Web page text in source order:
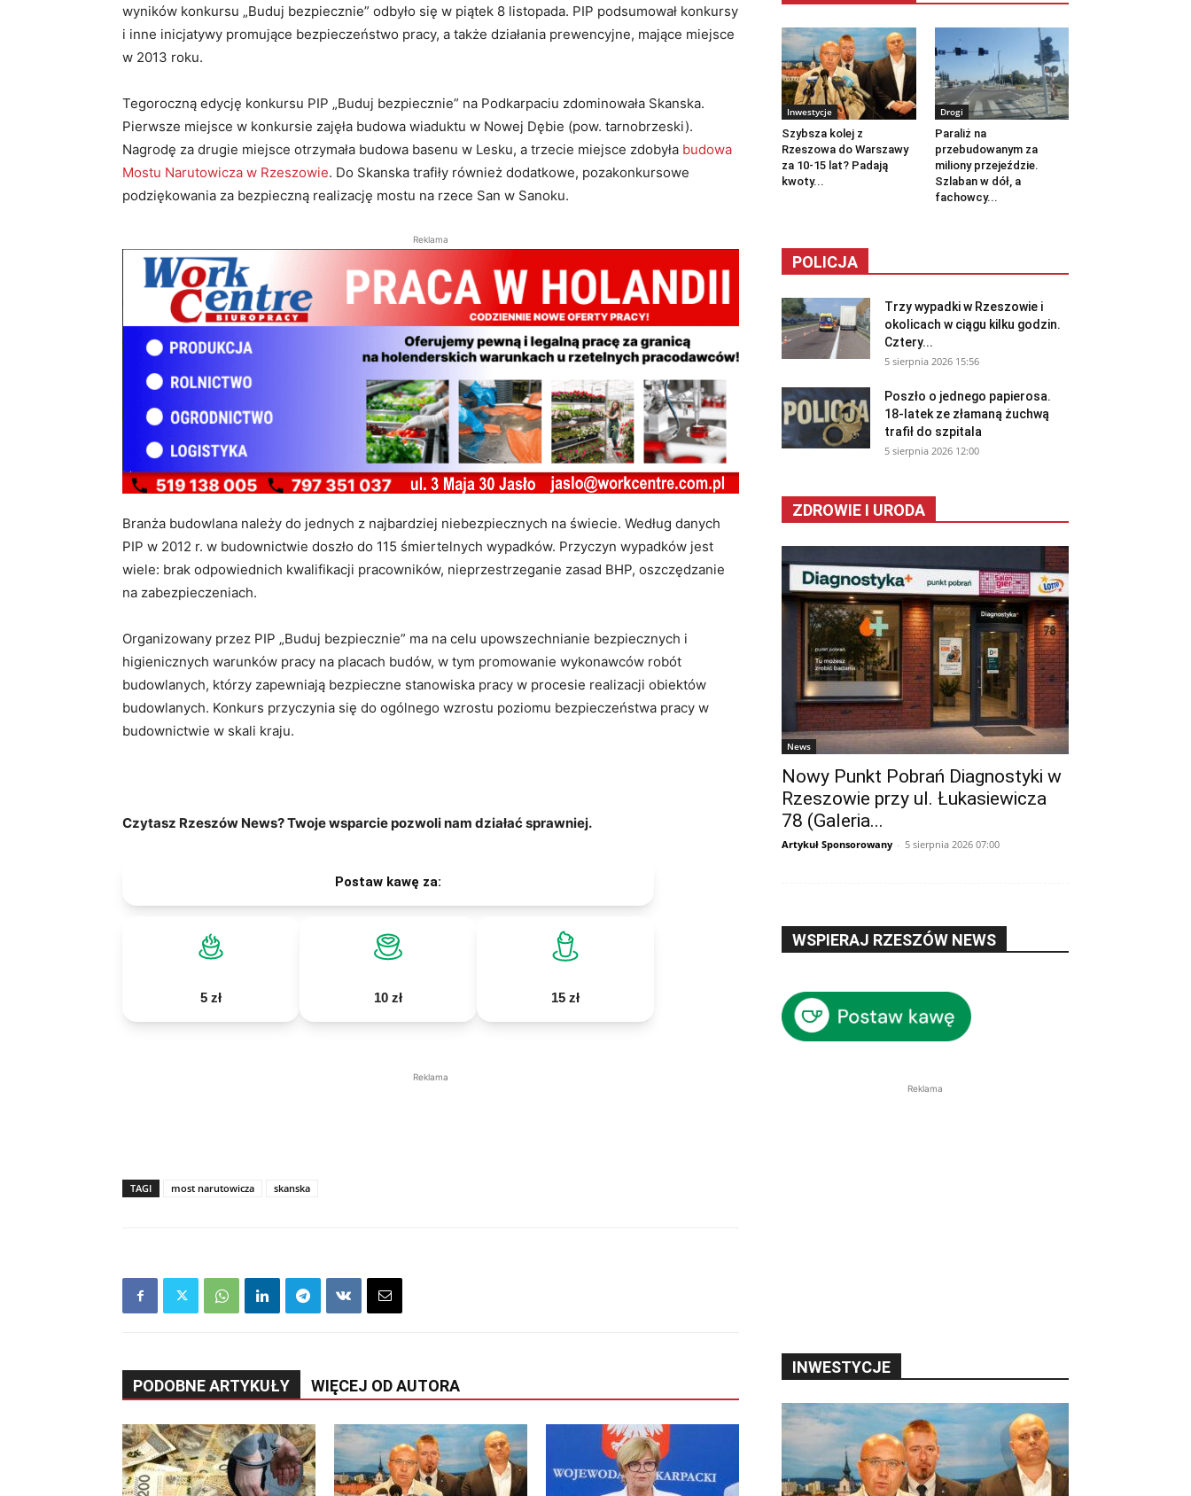
wyników konkursu „Buduj bezpiecznie” odbyło się w piątek 8 listopada. PIP podsumował konkursy
i inne inicjatywy promujące bezpieczeństwo pracy, a także działania prewencyjne, mające miejsce
w 2013 roku.
Tegoroczną edycję konkursu PIP „Buduj bezpiecznie” na Podkarpaciu zdominowała Skanska.
Pierwsze miejsce w konkursie zajęła budowa wiaduktu w Nowej Dębie (pow. tarnobrzeski).
Nagrodę za drugie miejsce otrzymała budowa basenu w Lesku, a trzecie miejsce zdobyła budowa
Mostu Narutowicza w Rzeszowie. Do Skanska trafiły również dodatkowe, pozakonkursowe
podziękowania za bezpieczną realizację mostu na rzece San w Sanoku.
Reklama
Branża budowlana należy do jednych z najbardziej niebezpiecznych na świecie. Według danych
PIP w 2012 r. w budownictwie doszło do 115 śmiertelnych wypadków. Przyczyn wypadków jest
wiele: brak odpowiednich kwalifikacji pracowników, nieprzestrzeganie zasad BHP, oszczędzanie
na zabezpieczeniach.
Organizowany przez PIP „Buduj bezpiecznie” ma na celu upowszechnianie bezpiecznych i
higienicznych warunków pracy na placach budów, w tym promowanie wykonawców robót
budowlanych, którzy zapewniają bezpieczne stanowiska pracy w procesie realizacji obiektów
budowlanych. Konkurs przyczynia się do ogólnego wzrostu poziomu bezpieczeństwa pracy w
budownictwie w skali kraju.
Czytasz Rzeszów News? Twoje wsparcie pozwoli nam działać sprawniej.
Postaw kawę za:
5 zł 10 zł 15 zł
Reklama
TAGI most narutowicza skanska
PODOBNE ARTYKUŁY WIĘCEJ OD AUTORA
Inwestycje
Szybsza kolej z
Rzeszowa do Warszawy
za 10-15 lat? Padają
kwoty...
Drogi
Paraliż na
przebudowanym za
miliony przejeździe.
Szlaban w dół, a
fachowcy...
POLICJA
Trzy wypadki w Rzeszowie i
okolicach w ciągu kilku godzin.
Cztery...
5 sierpnia 2026 15:56
Poszło o jednego papierosa.
18-latek ze złamaną żuchwą
trafił do szpitala
5 sierpnia 2026 12:00
ZDROWIE I URODA
News
Nowy Punkt Pobrań Diagnostyki w
Rzeszowie przy ul. Łukasiewicza
78 (Galeria...
Artykuł Sponsorowany - 5 sierpnia 2026 07:00
WSPIERAJ RZESZÓW NEWS
Reklama
INWESTYCJE